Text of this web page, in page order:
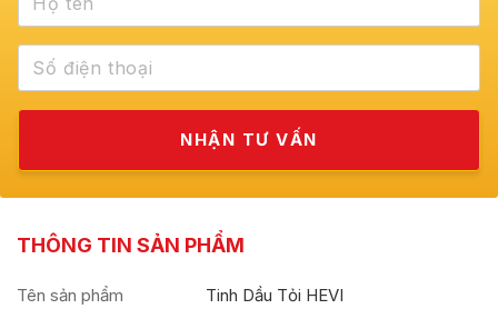
THÔNG TIN SẢN PHẨM
Tên sản phẩm Tinh Dầu Tỏi HEVI